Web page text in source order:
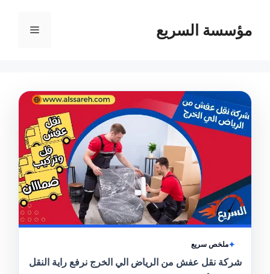
مؤسسة السريع القائمة
ملخص سريع
شركة نقل عفش من الرياض الي الخرج نرفع راية النقل